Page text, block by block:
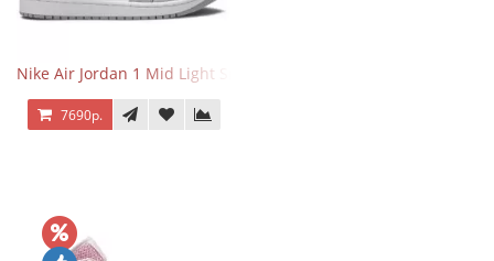
Nike Air Jordan 1 Mid Light Smoke Grey
7690р.